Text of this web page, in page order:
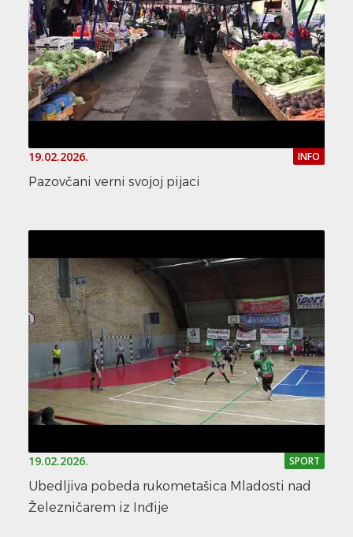
19.02.2026. INFO
Pazovčani verni svojoj pijaci
19.02.2026. SPORT
Ubedljiva pobeda rukometašica Mladosti nad
Železničarem iz Inđije